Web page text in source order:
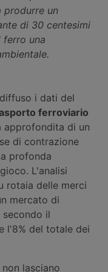
produrre un
di 30 centesimi
ferro una
i dati del
ferroviario
approfondita di un
di contrazione
profonda
L'analisi
rotaia delle merci
mercato di
secondo il
l'8% del totale dei
lasciano